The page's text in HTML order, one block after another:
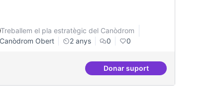
específiques
Treballem el pla estratègic del Canòdrom
Canòdrom Obert
2 anys 0 0
Donar suportBar obert i dinamitzat